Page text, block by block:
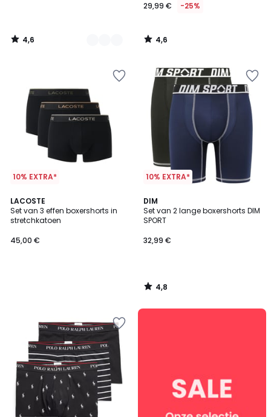
4,6
/
29,99 € -25%
4,6
/
10% EXTRA*
LACOSTE
Set van 3 effen boxershorts in
stretchkatoen
45,00 €
10% EXTRA*
DIM
Set van 2 lange boxershorts DIM
SPORT
32,99 €
4,8
/ 5
4,8
/
Onze